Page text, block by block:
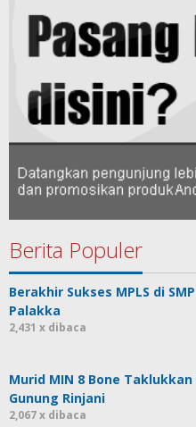
Berita Populer
Berakhir Sukses MPLS di
Palakka
2,431 x dibaca
Murid MIN 8 Bone Taklukkan
Gunung Rinjani
2,067 x dibaca